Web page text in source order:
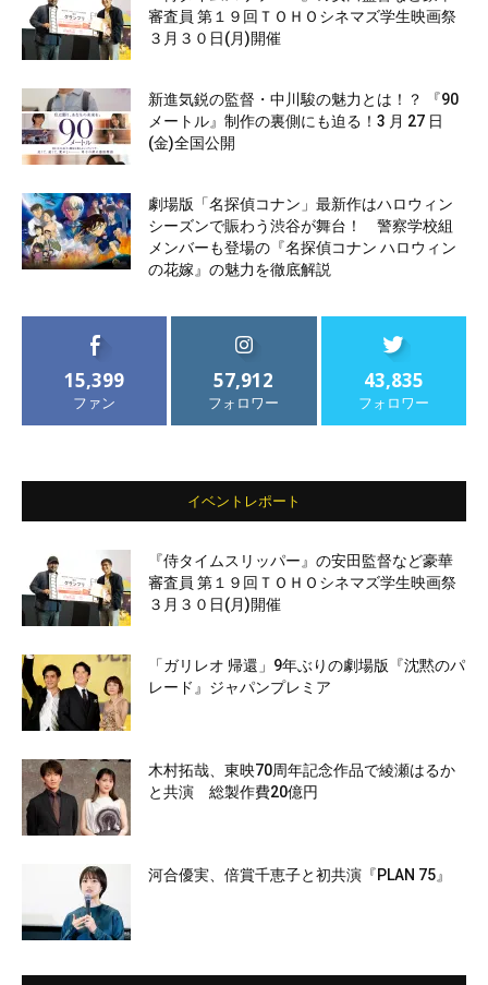
審査員 第１９回ＴＯＨＯシネマズ学生映画祭
３月３０日(月)開催
新進気鋭の監督・中川駿の魅力とは！？ 『90
メートル』制作の裏側にも迫る！3 月 27 日
(金)全国公開
劇場版「名探偵コナン」最新作はハロウィン
シーズンで賑わう渋谷が舞台！ 警察学校組
メンバーも登場の『名探偵コナン ハロウィン
の花嫁』の魅力を徹底解説
15,399
ファン
57,912
フォロワー
43,835
フォロワー
イベントレポート
『侍タイムスリッパー』の安田監督など豪華
審査員 第１９回ＴＯＨＯシネマズ学生映画祭
３月３０日(月)開催
「ガリレオ 帰還」9年ぶりの劇場版『沈黙のパ
レード』ジャパンプレミア
木村拓哉、東映70周年記念作品で綾瀬はるか
と共演 総製作費20億円
河合優実、倍賞千恵子と初共演『PLAN 75』